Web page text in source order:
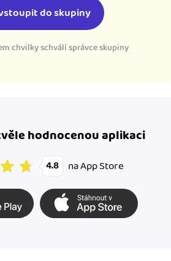
do skupiny
chvilky schválí správce skupiny
hodnocenou aplikaci
4.8 na App Store